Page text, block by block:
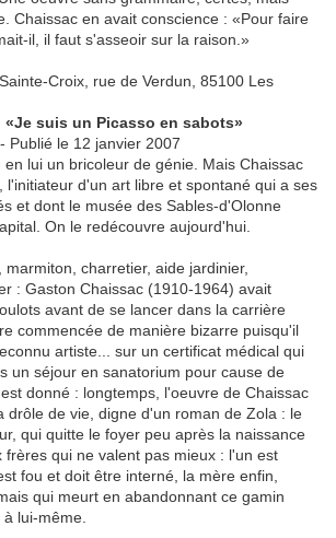
Chaissac en avait conscience : «Pour faire
il, il faut s'asseoir sur la raison.»
Croix, rue de Verdun, 85100 Les
«Je suis un Picasso en sabots»
Publié le 12 janvier 2007
lui un bricoleur de génie. Mais Chaissac
l'initiateur d'un art libre et spontané qui a ses
et dont le musée des Sables-d'Olonne
On le redécouvre aujourd'hui.
marmiton, charretier, aide jardinier,
: Gaston Chaissac (1910-1964) avait
avant de se lancer dans la carrière
commencée de manière bizarre puisqu'il
artiste... sur un certificat médical qui
un séjour en sanatorium pour cause de
donné : longtemps, l'oeuvre de Chaissac
drôle de vie, digne d'un roman de Zola : le
qui quitte le foyer peu après la naissance
frères qui ne valent pas mieux : l'un est
fou et doit être interné, la mère enfin,
qui meurt en abandonnant ce gamin
lui-même.